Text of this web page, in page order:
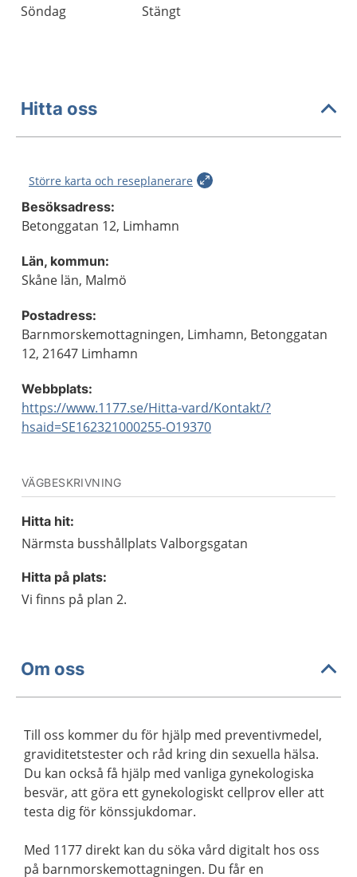
Söndag Stängt
Hitta oss
Större karta och reseplanerare
Besöksadress:
Betonggatan 12, Limhamn
Län, kommun:
Skåne län, Malmö
Postadress:
Barnmorskemottagningen, Limhamn, Betonggatan
12, 21647 Limhamn
Webbplats:
https://www.1177.se/Hitta-vard/Kontakt/?
hsaid=SE162321000255-O19370
VÄGBESKRIVNING
Hitta hit:
Närmsta busshållplats Valborgsgatan
Hitta på plats:
Vi finns på plan 2.
Om oss
Till oss kommer du för hjälp med preventivmedel,
graviditetstester och råd kring din sexuella hälsa.
Du kan också få hjälp med vanliga gynekologiska
besvär, att göra ett gynekologiskt cellprov eller att
testa dig för könssjukdomar.
Med 1177 direkt kan du söka vård digitalt hos oss
på barnmorskemottagningen. Du får en